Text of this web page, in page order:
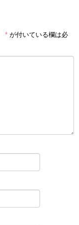
* が付いている欄は必